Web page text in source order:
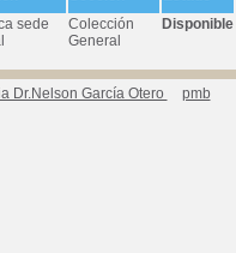
sede
Colección
General
Disponible
Dr.Nelson García Otero pmb